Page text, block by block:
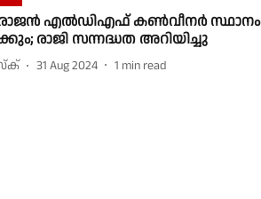
എൽഡിഎഫ് കണ്‍വീനര്‍ സ്ഥാനം
രാജി സന്നദ്ധത അറിയിച്ചു
31 Aug 2024 1 min read